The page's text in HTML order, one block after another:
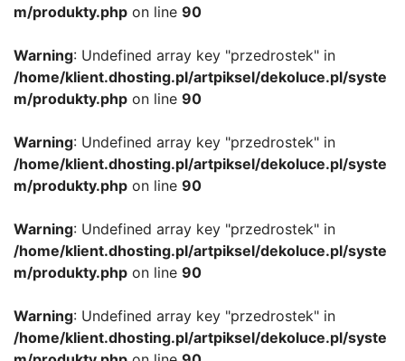
m/produkty.php on line 90
Warning: Undefined array key "przedrostek" in
/home/klient.dhosting.pl/artpiksel/dekoluce.pl/syste
m/produkty.php on line 90
Warning: Undefined array key "przedrostek" in
/home/klient.dhosting.pl/artpiksel/dekoluce.pl/syste
m/produkty.php on line 90
Warning: Undefined array key "przedrostek" in
/home/klient.dhosting.pl/artpiksel/dekoluce.pl/syste
m/produkty.php on line 90
Warning: Undefined array key "przedrostek" in
/home/klient.dhosting.pl/artpiksel/dekoluce.pl/syste